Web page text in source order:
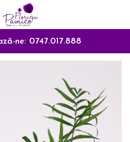
ne: 0747.017.888